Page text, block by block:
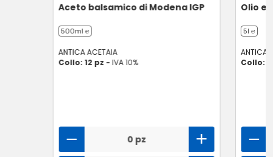
Aceto balsamico di Modena IGP
500ml ℮
ANTICA ACETAIA
Collo: 12 pz - IVA 10%
0 pz
Olio
5l ℮
ANTICA
Collo: